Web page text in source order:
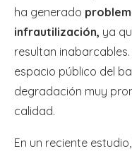
ha generado
infrautilización, ya
resultan
espacio público del
degradación muy
calidad.
En un reciente estudio,